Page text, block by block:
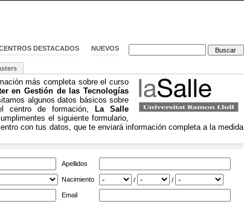
DESTACADOS NUEVOS
más completa sobre el curso
en Gestión de las Tecnologías
algunos datos básicos sobre
centro de formación,
La Salle
el siguiente formulario,
con tus datos, que te enviará información completa a la medida
Apellidos
Nacimiento / /
Email